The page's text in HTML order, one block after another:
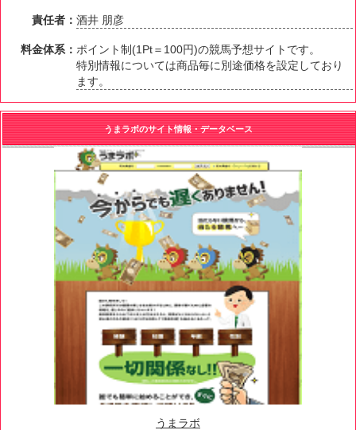
責任者：酒井 朋彦
料金体系： ポイント制(1Pt＝100円)の競馬予想サイトです。
特別情報については商品毎に別途価格を設定しており
ます。
うまラボのサイト情報・データベース
うまラボ